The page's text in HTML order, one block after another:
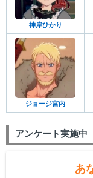
神岸ひかり
ジョージ宮内
アンケート実施中
あ